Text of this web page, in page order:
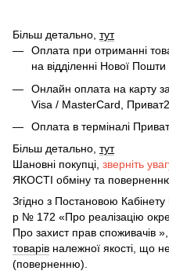
Більш детально, тут
Оплата при отриманні
на відділенні Нової
Онлайн оплата на карту
Visa / MasterCard,
Оплата в терміналі
Більш детально, тут
Шановні покупці, зверніть
ЯКОСТІ обміну та
Згідно з Постановою Кабінету
р № 172 «Про реалізацію
Про захист прав споживачів
товарів належної якості, що
(поверненню).